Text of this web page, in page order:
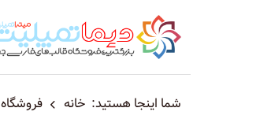
شما اینجا هستید: خانه فروشگاه